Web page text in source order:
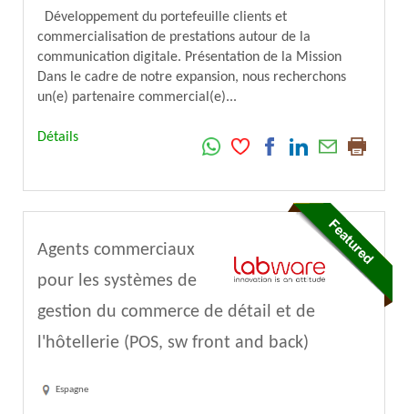
Développement du portefeuille clients et
commercialisation de prestations autour de la
communication digitale. Présentation de la Mission
Dans le cadre de notre expansion, nous recherchons
un(e) partenaire commercial(e)...
Détails
Agents commerciaux
pour les systèmes de
gestion du commerce de détail et de
l'hôtellerie (POS, sw front and back)
Espagne